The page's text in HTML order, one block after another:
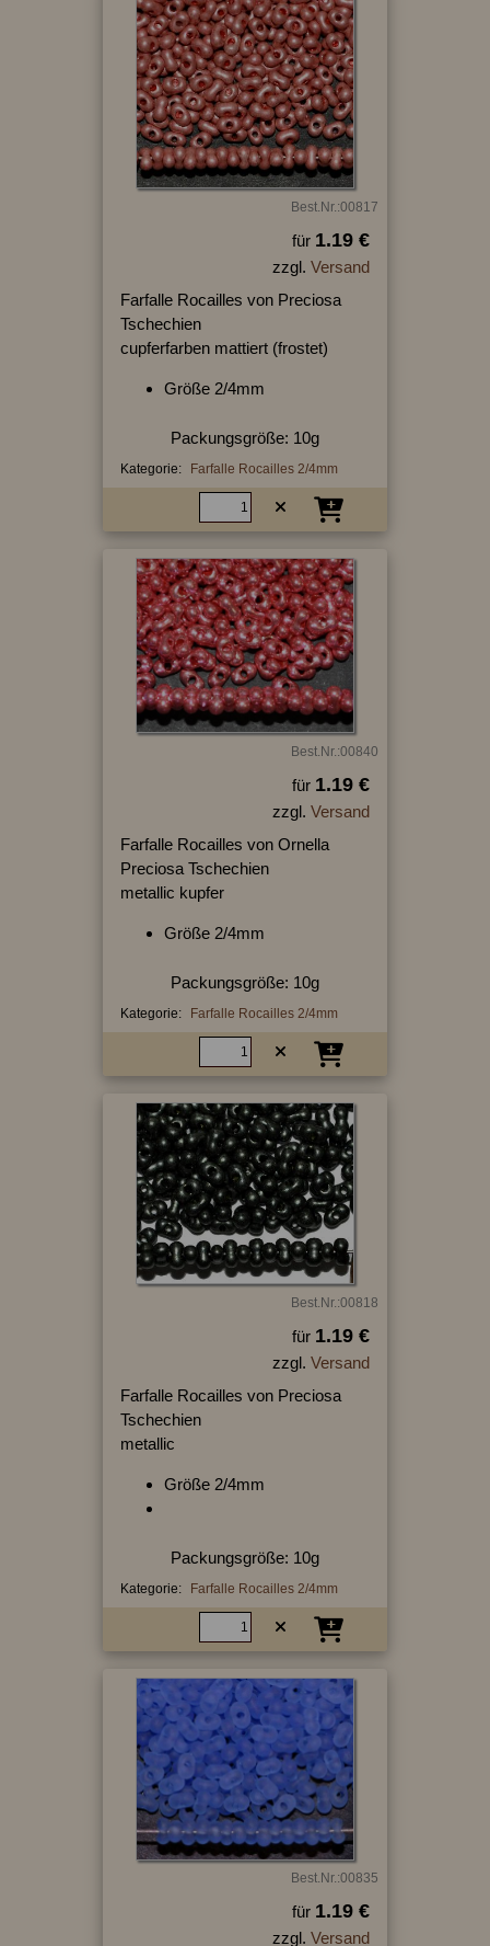
Best.Nr.:00817
für 1.19 €
zzgl. Versand
Farfalle Rocailles von Preciosa
Tschechien
cupferfarben mattiert (frostet)
Größe 2/4mm
Packungsgröße: 10g
Kategorie: Farfalle Rocailles 2/4mm
Best.Nr.:00840
für 1.19 €
zzgl. Versand
Farfalle Rocailles von Ornella
Preciosa Tschechien
metallic kupfer
Größe 2/4mm
Packungsgröße: 10g
Kategorie: Farfalle Rocailles 2/4mm
Best.Nr.:00818
für 1.19 €
zzgl. Versand
Farfalle Rocailles von Preciosa
Tschechien
metallic
Größe 2/4mm
Packungsgröße: 10g
Kategorie: Farfalle Rocailles 2/4mm
Best.Nr.:00835
für 1.19 €
zzgl. Versand